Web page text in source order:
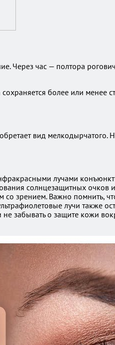
Через час — полтора
более или менее
вид
лучами
солнцезащитных
зрением. Важно помнить,
лучи также
забывать о защите кожи